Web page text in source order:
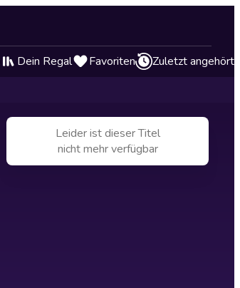
Dein Regal Favoriten Zuletzt angehört
Leider ist dieser Titel
nicht mehr verfügbar